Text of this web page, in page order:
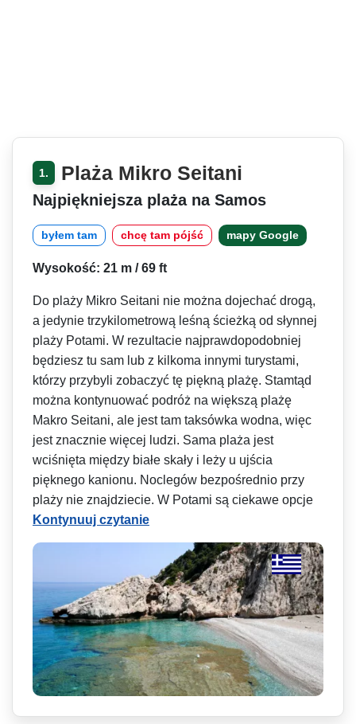
1. Plaża Mikro Seitani
Najpiękniejsza plaża na Samos
byłem tam chcę tam pójść mapy Google
Wysokość: 21 m / 69 ft
Do plaży Mikro Seitani nie można dojechać drogą,
a jedynie trzykilometrową leśną ścieżką od słynnej
plaży Potami. W rezultacie najprawdopodobniej
będziesz tu sam lub z kilkoma innymi turystami,
którzy przybyli zobaczyć tę piękną plażę. Stamtąd
można kontynuować podróż na większą plażę
Makro Seitani, ale jest tam taksówka wodna, więc
jest znacznie więcej ludzi. Sama plaża jest
wciśnięta między białe skały i leży u ujścia
pięknego kanionu. Noclegów bezpośrednio przy
plaży nie znajdziecie. W Potami są ciekawe opcje
Kontynuuj czytanie